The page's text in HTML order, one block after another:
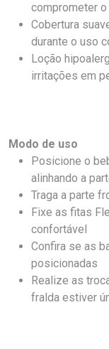
comprometer
Cobertura
durante o uso
Loção
irritações em
Modo de uso
Posicione o
alinhando a
Traga a parte
Fixe as fitas
confortável
Confira se as
posicionadas
Realize as
fralda estiver